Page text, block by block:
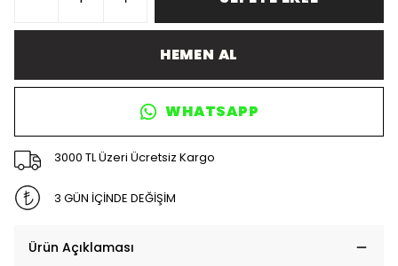
HEMEN AL
WHATSAPP
3000 TL Üzeri Ücretsiz Kargo
3 GÜN İÇİNDE DEĞİŞİM
Ürün Açıklaması